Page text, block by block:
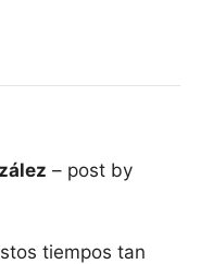
– post by
tiempos tan